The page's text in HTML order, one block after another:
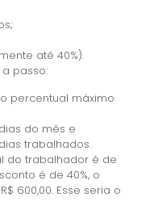
até 40%).
passo:
percentual máximo
do mês e
trabalhados.
do trabalhador é de
é de 40%, o
600,00. Esse seria o